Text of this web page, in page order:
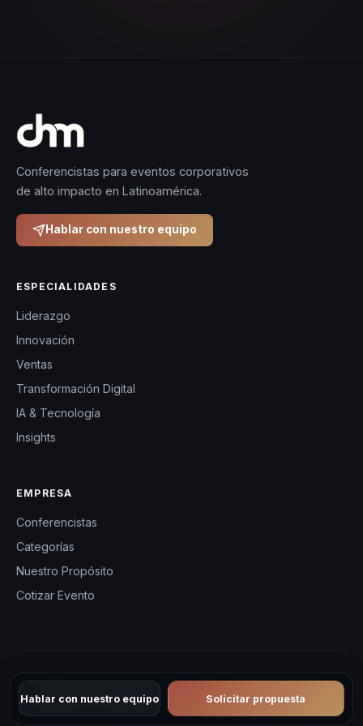
Hablar con nuestro equipo Solicitar propuesta
Conferencistas para eventos corporativos
de alto impacto en Latinoamérica.
Hablar con nuestro equipo
ESPECIALIDADES
Liderazgo
Innovación
Ventas
Transformación Digital
IA & Tecnología
Insights
EMPRESA
Conferencistas
Categorías
Nuestro Propósito
Cotizar Evento
© 2026 CHM Latinoamérica — Conferencistas y eventos
corporativos en Latinoamérica. Todos los derechos reservados.